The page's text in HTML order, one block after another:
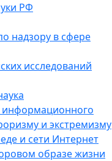
РФ
надзору в сфере
исследований
и экстремизму
и сети Интернет
образе жизни